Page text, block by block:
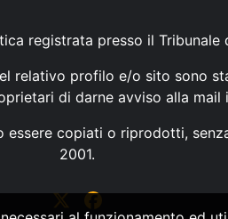
registrata presso il Tribunale
relativo profilo e/o sito sono
di darne avviso alla mail
copiati o riprodotti,
2001.